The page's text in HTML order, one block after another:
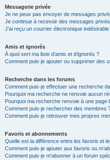
Messagerie privée
Je ne peux pas envoyer de messages
Je continue à recevoir des messages
J’ai reçu un courrier électronique
Amis et ignorés
À quoi sert ma liste d’amis et d’ignorés ?
Comment puis-je ajouter ou supprimer des
Recherche dans les forums
Comment puis-je effectuer une recherche
Pourquoi ma recherche ne renvoie aucun
Pourquoi ma recherche renvoie à une page
Comment puis-je rechercher des membres
Comment puis-je retrouver mes propres
Favoris et abonnements
Quelle est la différence entre les favoris et
Comment puis-je ajouter aux favoris ou
Comment puis-je m’abonner à un forum